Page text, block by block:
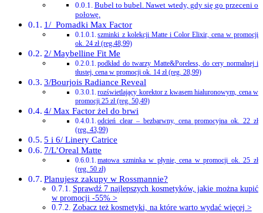
Bubel to bubel. Nawet wtedy, gdy się go przeceni o
połowę.
1/ Pomadki Max Factor
szminki z kolekcji Matte i Color Elixir, cena w promocji
ok. 24 zł (reg.48,99)
2/ Maybelline Fit Me
podkład do twarzy Matte&Poreless, do cery normalnej i
tłustej, cena w promocji ok. 14 zł (reg. 28,99)
3/Bourjois Radiance Reveal
rozświetlający korektor z kwasem hialuronowym, cena w
promocji 25 zł (reg. 50,49)
4/ Max Factor żel do brwi
odcień clear – bezbarwny, cena promocyjna ok. 22 zł
(reg. 43,99)
5 i 6/ Linery Catrice
7/L’Oreal Matte
matowa szminka w płynie, cena w promocji ok. 25 zł
(reg. 50 zł)
Planujesz zakupy w Rossmannie?
Sprawdź 7 najlepszych kosmetyków, jakie można kupić
w promocji -55% >
Zobacz też kosmetyki, na które warto wydać więcej >